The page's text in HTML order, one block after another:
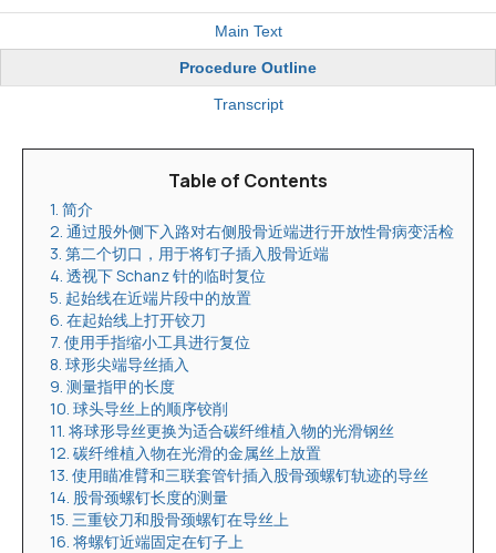
Main Text
Procedure Outline
Transcript
Table of Contents
1. 简介
2. 通过股外侧下入路对右侧股骨近端进行开放性骨病变活检
3. 第二个切口，用于将钉子插入股骨近端
4. 透视下 Schanz 针的临时复位
5. 起始线在近端片段中的放置
6. 在起始线上打开铰刀
7. 使用手指缩小工具进行复位
8. 球形尖端导丝插入
9. 测量指甲的长度
10. 球头导丝上的顺序铰削
11. 将球形导丝更换为适合碳纤维植入物的光滑钢丝
12. 碳纤维植入物在光滑的金属丝上放置
13. 使用瞄准臂和三联套管针插入股骨颈螺钉轨迹的导丝
14. 股骨颈螺钉长度的测量
15. 三重铰刀和股骨颈螺钉在导丝上
16. 将螺钉近端固定在钉子上